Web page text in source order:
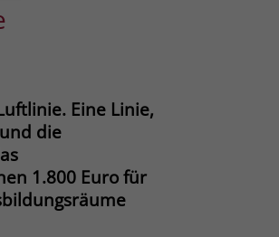
Eine Linie,
die
1.800 Euro für